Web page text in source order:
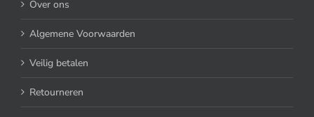
Over ons
Algemene Voorwaarden
Veilig betalen
Retourneren